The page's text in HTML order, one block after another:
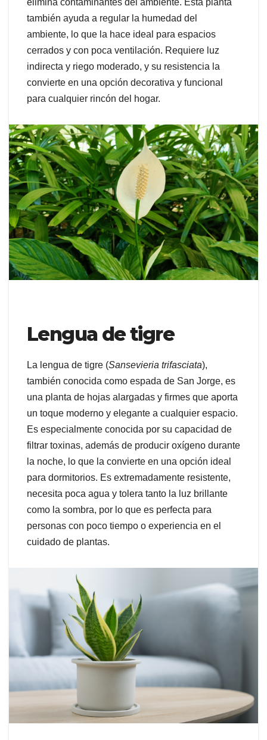
elimina contaminantes del ambiente. Esta planta
también ayuda a regular la humedad del
ambiente, lo que la hace ideal para espacios
cerrados y con poca ventilación. Requiere luz
indirecta y riego moderado, y su resistencia la
convierte en una opción decorativa y funcional
para cualquier rincón del hogar.
Lengua de tigre
La lengua de tigre (Sansevieria trifasciata),
también conocida como espada de San Jorge, es
una planta de hojas alargadas y firmes que aporta
un toque moderno y elegante a cualquier espacio.
Es especialmente conocida por su capacidad de
filtrar toxinas, además de producir oxígeno durante
la noche, lo que la convierte en una opción ideal
para dormitorios. Es extremadamente resistente,
necesita poca agua y tolera tanto la luz brillante
como la sombra, por lo que es perfecta para
personas con poco tiempo o experiencia en el
cuidado de plantas.